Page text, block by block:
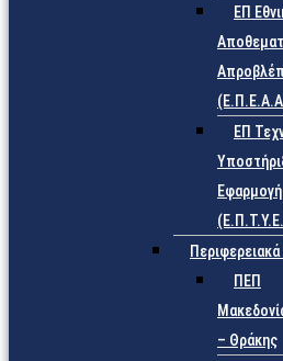
ΕΠ
ΕΠ
Περιφερειακά
ΠΕΠ
– Θράκης